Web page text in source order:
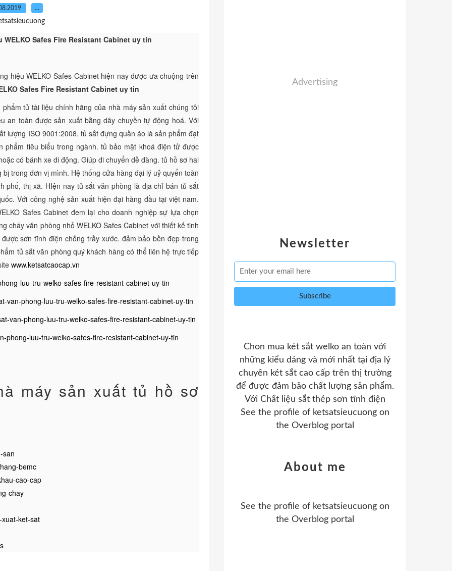
…
Safes Fire Resistant Cabinet uy tin
hiệu WELKO Safes Cabinet hiện nay được ưa chuộng trên
Safes Fire Resistant Cabinet uy tin
tủ tài liệu chính hãng của nhà máy sản xuất chúng tôi
an toàn được sản xuất bằng dây chuyền tự động hoá. Với
lượng ISO 9001:2008. tủ sắt đựng quần áo là sản phẩm đạt
tiêu biểu trong ngành. tủ bảo mật khoá điện tử được
có bánh xe di động. Giúp di chuyển dễ dàng. tủ hồ sơ hai
trong đơn vị mình. Hệ thống cửa hàng đại lý uỷ quyển toàn
phố, thị xã. HIện nay tủ sắt văn phòng là địa chỉ bán tủ sắt
Với công nghệ sản xuất hiện đại hàng đầu tại việt nam.
Safes Cabinet đem lại cho doanh nghiệp sự lựa chọn
cháy văn phòng nhỏ WELKO Safes Cabinet với thiết kế tinh
sơn tĩnh điện chống trầy xước. đảm bảo bền đẹp trong
tủ sắt văn phòng quý khách hàng có thể liên hệ trực tiếp
www.ketsatcaocap.vn
luu-tru-welko-safes-fire-resistant-cabinet-uy-tin
van-phong-luu-tru-welko-safes-fire-resistant-cabinet-uy-tin
van-phong-luu-tru-welko-safes-fire-resistant-cabinet-uy-tin
phong-luu-tru-welko-safes-fire-resistant-cabinet-uy-tin
máy sản xuất tủ hồ sơ
san
bemc
cao-cap
chay
ket-sat
Newsletter
Advertising
Chon mua két sắt welko an toàn với
những kiểu dáng và mới nhất tại địa lý
chuyên két sắt cao cấp trên thị trường
để được đảm bảo chất lượng sản phẩm.
Với Chất liệu sắt thép sơn tĩnh điện
See the profile of ketsatsieucuongon
the Overblog portal
About me
See the profile of ketsatsieucuongon
the Overblog portal